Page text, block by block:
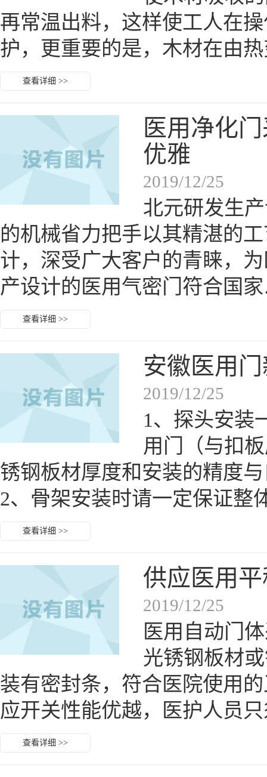
再常温出料，这样使工人在
护，更重要的是，木材在由
查看详细 >>
医用净化
优雅
2019/12/25
北元研发生
的机械省力把手以其精湛的
计，深受广大客户的青睐，
产设计的医用气密门符合国
查看详细 >>
安徽医用
2019/12/25
1、探头安装
用门（与扣
锈钢板材厚度和安装的精
2、骨架安装时请一定保证
查看详细 >>
供应医用
2019/12/25
医用自动门
光锈钢板材
装有密封条，符合医院使
应开关性能优越，医护人员
查看详细 >>